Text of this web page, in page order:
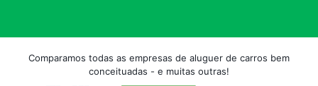
Comparamos todas as empresas de aluguer de carros bem
conceituadas - e muitas outras!